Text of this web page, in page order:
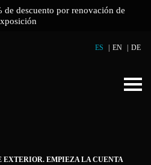
de descuento por renovación de
ES EN DE
EMPIEZA LA CUENTA